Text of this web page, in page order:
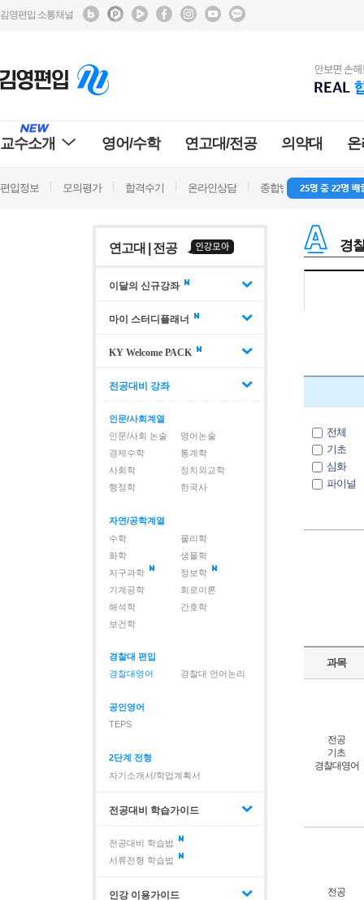
김영편입 소통채널
교수소개 영어/수학 연고대/전공 의약대
편입정보 모의평가 합격수기 온라인상담 종합반 방문상담
연고대 | 전공
이달의 신규강좌
마이 스터디플래너
KY Welcome PACK
전공대비 강좌
인문/사회계열
인문/사회 논술
영어논술
경제수학
통계학
사회학
정치외교학
행정학
한국사
자연/공학계열
수학
물리학
화학
생물학
지구과학
정보학
기계공학
회로이론
해석학
간호학
보건학
경찰대 편입
경찰대영어
경찰대 언어논리
공인영어
TEPS
2단계 전형
자기소개서/학업계획서
전공대비 학습가이드
전공대비 학습법
서류전형 학습법
인강 이용가이드
경
전체
기초
심화
파이널
과목
전공
기초
경찰대영어
전공